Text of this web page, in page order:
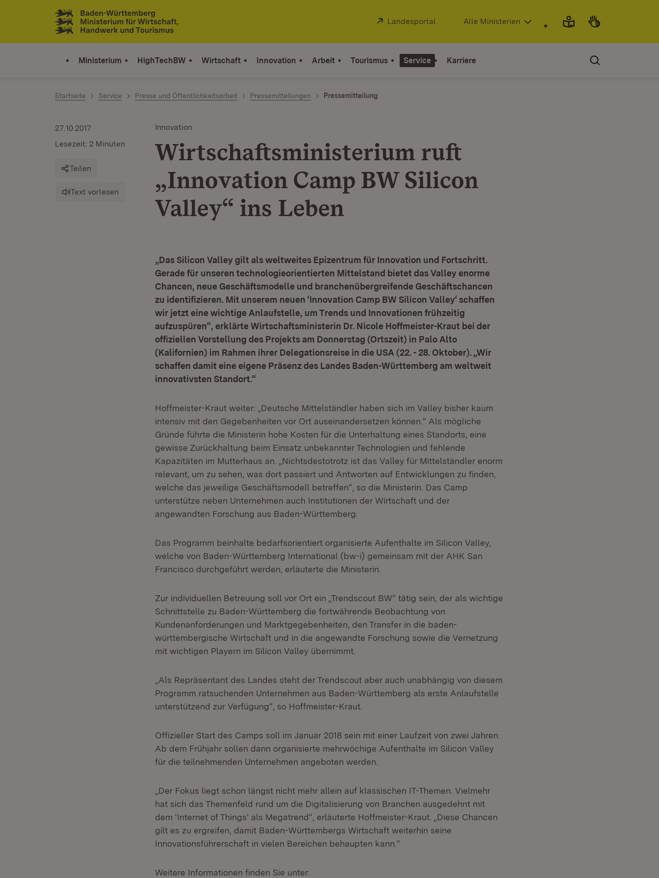
Zum Inhalt springen
Link zur Startseite
Extern:
Landesportal (Öffnet in neuem Fenster)
Alle Ministerien
Ministerium HighTechBW Wirtschaft Innovation Arbeit Tourismus Service Karriere
Startseite Service Presse und Öffentlichkeitsarbeit Pressemitteilungen Pressemitteilung
Innovation
Wirtschaftsministerium ruft
„Innovation Camp BW Silicon
Valley“ ins Leben
27.10.2017
Lesezeit: 2 Minuten
Teilen
Text vorlesen
„Das Silicon Valley gilt als weltweites Epizentrum für Innovation und Fortschritt.
Gerade für unseren technologieorientierten Mittelstand bietet das Valley enorme
Chancen, neue Geschäftsmodelle und branchenübergreifende Geschäftschancen
zu identifizieren. Mit unserem neuen ‘Innovation Camp BW Silicon Valley‘ schaffen
wir jetzt eine wichtige Anlaufstelle, um Trends und Innovationen frühzeitig
aufzuspüren“, erklärte Wirtschaftsministerin Dr. Nicole Hoffmeister-Kraut bei der
offiziellen Vorstellung des Projekts am Donnerstag (Ortszeit) in Palo Alto
(Kalifornien) im Rahmen ihrer Delegationsreise in die USA (22. - 28. Oktober). „Wir
schaffen damit eine eigene Präsenz des Landes Baden-Württemberg am weltweit
innovativsten Standort.“
Hoffmeister-Kraut weiter: „Deutsche Mittelständler haben sich im Valley bisher kaum
intensiv mit den Gegebenheiten vor Ort auseinandersetzen können.“ Als mögliche
Gründe führte die Ministerin hohe Kosten für die Unterhaltung eines Standorts, eine
gewisse Zurückhaltung beim Einsatz unbekannter Technologien und fehlende
Kapazitäten im Mutterhaus an. „Nichtsdestotrotz ist das Valley für Mittelständler enorm
relevant, um zu sehen, was dort passiert und Antworten auf Entwicklungen zu finden,
welche das jeweilige Geschäftsmodell betreffen“, so die Ministerin. Das Camp
unterstütze neben Unternehmen auch Institutionen der Wirtschaft und der
angewandten Forschung aus Baden-Württemberg.
Das Programm beinhalte bedarfsorientiert organisierte Aufenthalte im Silicon Valley,
welche von Baden-Württemberg International (bw-i) gemeinsam mit der AHK San
Francisco durchgeführt werden, erläuterte die Ministerin.
Zur individuellen Betreuung soll vor Ort ein „Trendscout BW“ tätig sein, der als wichtige
Schnittstelle zu Baden-Württemberg die fortwährende Beobachtung von
Kundenanforderungen und Marktgegebenheiten, den Transfer in die baden-
württembergische Wirtschaft und in die angewandte Forschung sowie die Vernetzung
mit wichtigen Playern im Silicon Valley übernimmt.
„Als Repräsentant des Landes steht der Trendscout aber auch unabhängig von diesem
Programm ratsuchenden Unternehmen aus Baden-Württemberg als erste Anlaufstelle
unterstützend zur Verfügung“, so Hoffmeister-Kraut.
Offizieller Start des Camps soll im Januar 2018 sein mit einer Laufzeit von zwei Jahren.
Ab dem Frühjahr sollen dann organisierte mehrwöchige Aufenthalte im Silicon Valley
für die teilnehmenden Unternehmen angeboten werden.
„Der Fokus liegt schon längst nicht mehr allein auf klassischen IT-Themen. Vielmehr
hat sich das Themenfeld rund um die Digitalisierung von Branchen ausgedehnt mit
dem ‘Internet of Things’ als Megatrend“, erläuterte Hoffmeister-Kraut. „Diese Chancen
gilt es zu ergreifen, damit Baden-Württembergs Wirtschaft weiterhin seine
Innovationsführerschaft in vielen Bereichen behaupten kann.“
Weitere Informationen finden Sie unter: